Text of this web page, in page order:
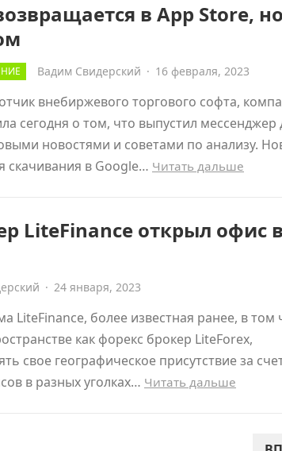
в App Store,
Вадим Свидерский · 16 февраля, 2023
внебиржевого торгового софта,
сегодня о том, что выпустил мессенджер
новостями и советами по анализу.
скачивания в Google… Читать дальше
LiteFinance открыл офис в
· 24 января, 2023
более известная ранее, в том
как форекс брокер LiteForex,
свое географическое присутствие за
в разных уголках… Читать дальше